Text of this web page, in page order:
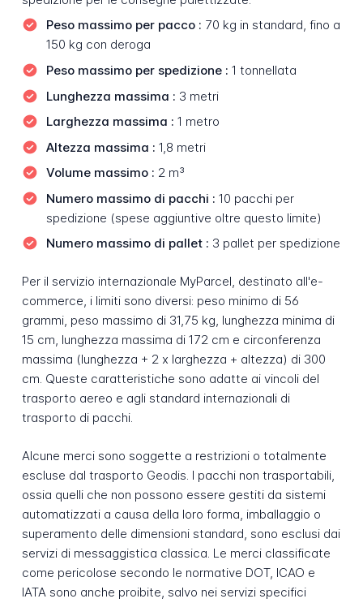
Peso massimo per pacco : 70 kg in standard, fino a
150 kg con deroga
Peso massimo per spedizione : 1 tonnellata
Lunghezza massima : 3 metri
Larghezza massima : 1 metro
Altezza massima : 1,8 metri
Volume massimo : 2 m³
Numero massimo di pacchi : 10 pacchi per
spedizione (spese aggiuntive oltre questo limite)
Numero massimo di pallet : 3 pallet per spedizione
Per il servizio internazionale MyParcel, destinato all'e-
commerce, i limiti sono diversi: peso minimo di 56
grammi, peso massimo di 31,75 kg, lunghezza minima di
15 cm, lunghezza massima di 172 cm e circonferenza
massima (lunghezza + 2 x larghezza + altezza) di 300
cm. Queste caratteristiche sono adatte ai vincoli del
trasporto aereo e agli standard internazionali di
trasporto di pacchi.
Alcune merci sono soggette a restrizioni o totalmente
escluse dal trasporto Geodis. I pacchi non trasportabili,
ossia quelli che non possono essere gestiti da sistemi
automatizzati a causa della loro forma, imballaggio o
superamento delle dimensioni standard, sono esclusi dai
servizi di messaggistica classica. Le merci classificate
come pericolose secondo le normative DOT, ICAO e
IATA sono anche proibite, salvo nei servizi specifici